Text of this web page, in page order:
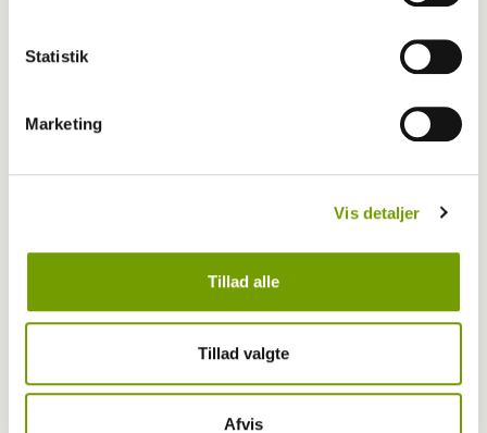
Statistik
Marketing
Vis detaljer
Tillad alle
Tillad valgte
Afvis
MEST LÆSTE